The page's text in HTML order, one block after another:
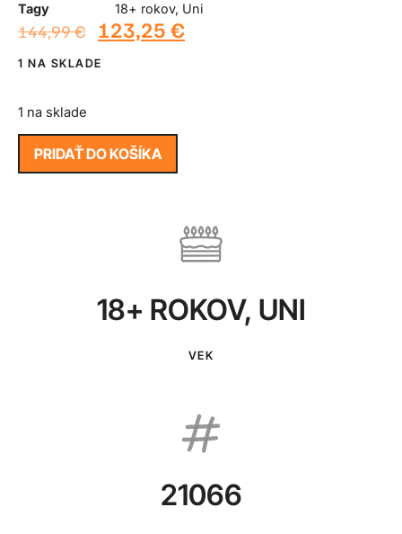
Tagy
18+ rokov, Uni
144,99€ 123,25 €
1 NA SKLADE
1 na sklade
PRIDAŤ DO KOŠÍKA
18+ ROKOV, UNI
VEK
21066